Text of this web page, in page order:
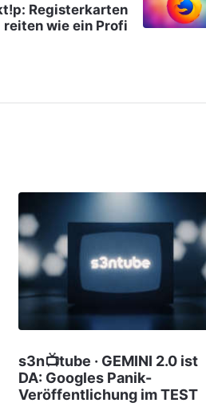
Registerkarten
reiten wie ein Profi
s3n📺tube · GEMINI 2.0 ist
DA: Googles Panik-
Veröffentlichung im TEST